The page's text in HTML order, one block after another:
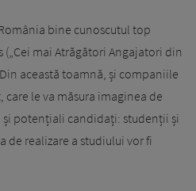
bine cunoscutul top
(„Cei mai Atrăgători Angajatori din
această toamnă, și companiile
le va măsura imaginea de
potențiali candidați: studenții și
de realizare a studiului vor fi